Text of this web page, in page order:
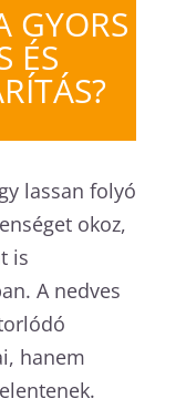
GYORS
ÉS
lassan folyó
okoz,
is
A nedves
hanem